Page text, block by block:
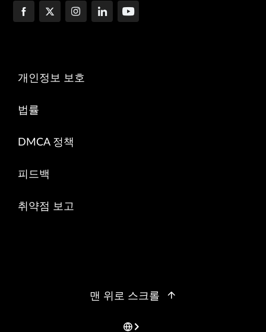
개인정보 보호
법률
DMCA 정책
피드백
취약점 보고
맨 위로 스크롤